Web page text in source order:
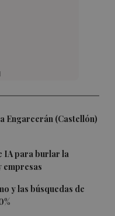
Engarcerán (Castellón)
IA para burlar la
empresas
y las búsquedas de